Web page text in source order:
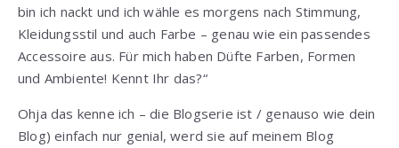
bin ich nackt und ich wähle es morgens nach Stimmung,
Kleidungsstil und auch Farbe – genau wie ein passendes
Accessoire aus. Für mich haben Düfte Farben, Formen
und Ambiente! Kennt Ihr das?“
Ohja das kenne ich – die Blogserie ist / genauso wie dein
Blog) einfach nur genial, werd sie auf meinem Blog